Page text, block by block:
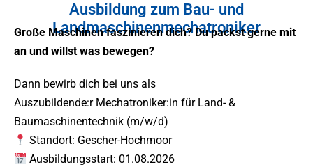
Ausbildung zum Bau- und
Landmaschinenmechatroniker
Große Maschinen faszinieren dich? Du packst gerne mit
an und willst was bewegen?
Dann bewirb dich bei uns als
Auszubildende:r Mechatroniker:in für Land- &
Baumaschinentechnik (m/w/d)
Standort: Gescher-Hochmoor
Ausbildungsstart: 01.08.2026